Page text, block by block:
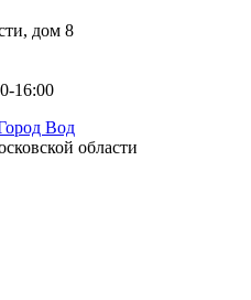
дом 8
16:00
области